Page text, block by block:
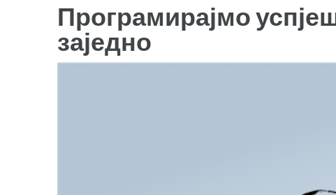
Програмирајмо
заједно